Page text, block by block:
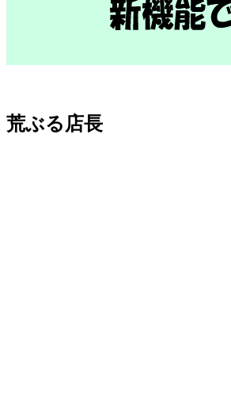
荒ぶる店長